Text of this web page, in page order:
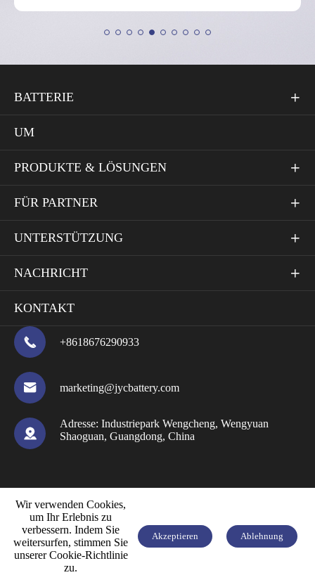
BATTERIE 
UM
PRODUKTE & LÖSUNGEN 
FÜR PARTNER 
UNTERSTÜTZUNG 
NACHRICHT 
KONTAKT
 +8618676290933
 marketing@jycbattery.com

Adresse: Industriepark Wengcheng, Wengyuan
Shaoguan, Guangdong, China


Wir verwenden Cookies,
um Ihr Erlebnis zu
verbessern. Indem Sie
weitersurfen, stimmen Sie
unserer Cookie-Richtlinie
zu.
Akzeptieren Ablehnung